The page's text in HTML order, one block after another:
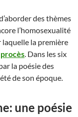
des thèmes
l’homosexualité
laquelle la première
procès . Dans les six
la poésie des
de son époque.
une poésie